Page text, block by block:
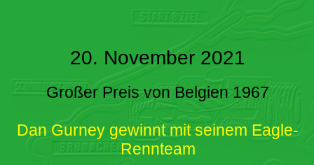
20. November 2021
Großer Preis von Belgien 1967
Dan Gurney gewinnt mit seinem Eagle-
Rennteam